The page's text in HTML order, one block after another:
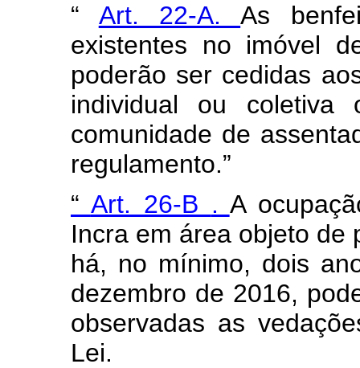
“ Art. 22-A.As
existentes no imóvel
poderão ser cedidas
individual ou
comunidade de
regulamento.”
“ Art. 26-B . A
Incra em área objeto de
há, no mínimo, dois
dezembro de 2016,
observadas as
Lei.